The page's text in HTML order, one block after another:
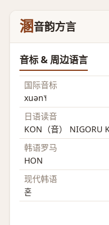
溷音韵方言
音标 & 周边语言
国际音标
xuən˥˧
日语读音
KON（音） NIGORU
韩语罗马
HON
现代韩语
혼